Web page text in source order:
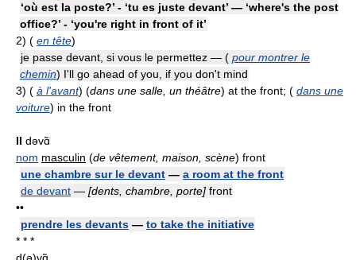
‘où est la poste?’ - ‘tu es juste devant’ — ‘where's the post
office?’ - ‘you're right in front of it’
2) ( en tête)
je passe devant, si vous le permettez — ( pour montrer le
chemin) I'll go ahead of you, if you don't mind
3) ( à l'avant) (dans une salle, un théâtre) at the front; ( dans une
voiture) in the front
II dəvɑ̃
nom masculin (de vêtement, maison, scène) front
une chambre sur le devant — a room at the front
de devant — [dents, chambre, porte] front
••
prendre les devants — to take the initiative
* * *